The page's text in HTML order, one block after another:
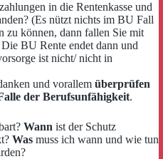
in die Rentenkasse und
(Es nützt nichts im BU Fall
zu können, dann fallen Sie mit
BU Rente endet dann und
ist nicht/ nicht in
und vorallem überprüfen
der Berufsunfähigkeit.
Wann ist der Schutz
Was muss ich wann und wie tun